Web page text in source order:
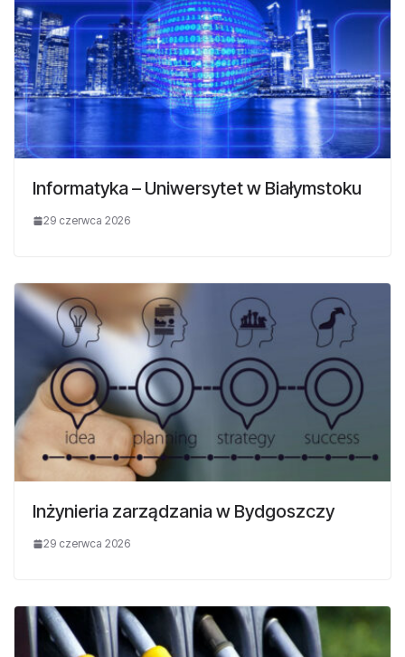
Informatyka – Uniwersytet w Białymstoku
29 czerwca 2026
Inżynieria zarządzania w Bydgoszczy
29 czerwca 2026